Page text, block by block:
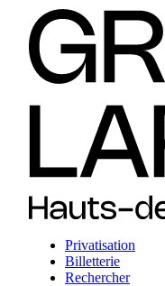
Privatisation
Billetterie
Rechercher